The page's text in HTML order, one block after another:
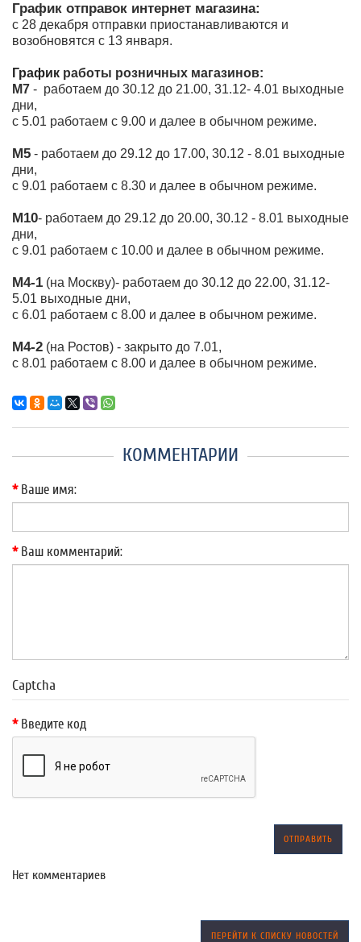
График отправок интернет магазина:
с 28 декабря отправки приостанавливаются и
возобновятся с 13 января.
График работы розничных магазинов:
М7 - работаем до 30.12 до 21.00, 31.12- 4.01 выходные
дни,
с 5.01 работаем с 9.00 и далее в обычном режиме.
М5 - работаем до 29.12 до 17.00, 30.12 - 8.01 выходные
дни,
с 9.01 работаем с 8.30 и далее в обычном режиме.
М10- работаем до 29.12 до 20.00, 30.12 - 8.01 выходные
дни,
с 9.01 работаем с 10.00 и далее в обычном режиме.
М4-1 (на Москву)- работаем до 30.12 до 22.00, 31.12-
5.01 выходные дни,
с 6.01 работаем с 8.00 и далее в обычном режиме.
М4-2 (на Ростов) - закрыто до 7.01,
с 8.01 работаем с 8.00 и далее в обычном режиме.
КОММЕНТАРИИ
Ваше имя:
Ваш комментарий:
Captcha
Введите код
ОТПРАВИТЬ
Нет комментариев
ПЕРЕЙТИ К СПИСКУ НОВОСТЕЙ